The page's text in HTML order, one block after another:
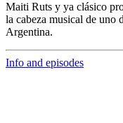
Maiti Ruts y ya clásico
la cabeza musical de uno
Argentina.
Info and episodes